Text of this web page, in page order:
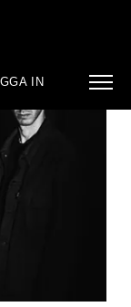
IN